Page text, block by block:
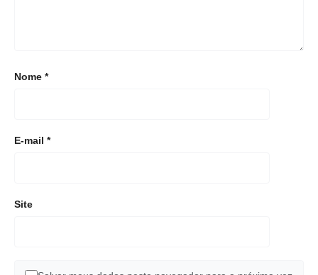
Nome *
E-mail *
Site